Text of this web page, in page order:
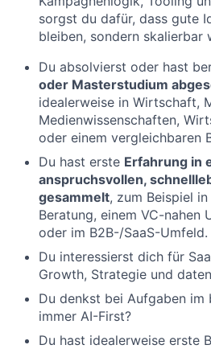
sorgst du dafür, dass gute
bleiben, sondern skalierbar
Du absolvierst oder hast
oder Masterstudium
idealerweise in Wirtschaft,
Medienwissenschaften,
oder einem vergleichbaren
Du hast erste Erfahrung in
anspruchsvollen,
gesammelt, zum Beispiel
Beratung, einem VC-nahen
oder im B2B-/SaaS-Umfeld.
Du interessierst dich für
Growth, Strategie und
Du denkst bei Aufgaben im
immer AI-First?
Du hast idealerweise erste